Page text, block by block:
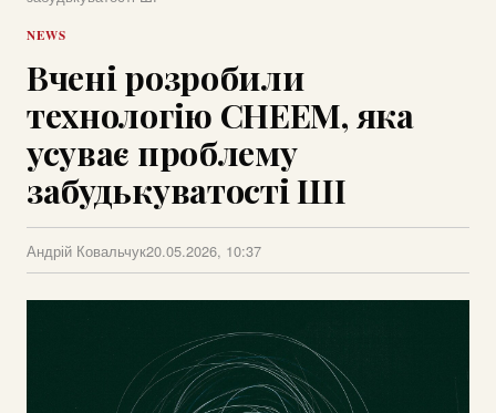
NEWS
Вчені розробили
технологію CHEEM, яка
усуває проблему
забудькуватості ШІ
Андрій Ковальчук20.05.2026, 10:37